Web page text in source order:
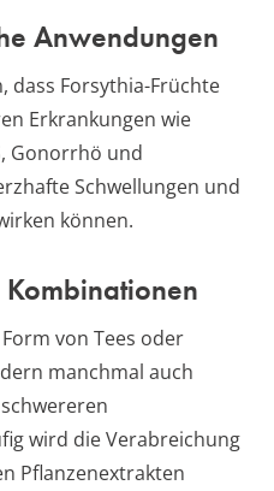
Anwendungen
dass Forsythia-Früchte
Erkrankungen wie
Gonorrhö und
Schwellungen und
können.
von Tees oder
manchmal auch
wird die Verabreichung
Pflanzenextrakten